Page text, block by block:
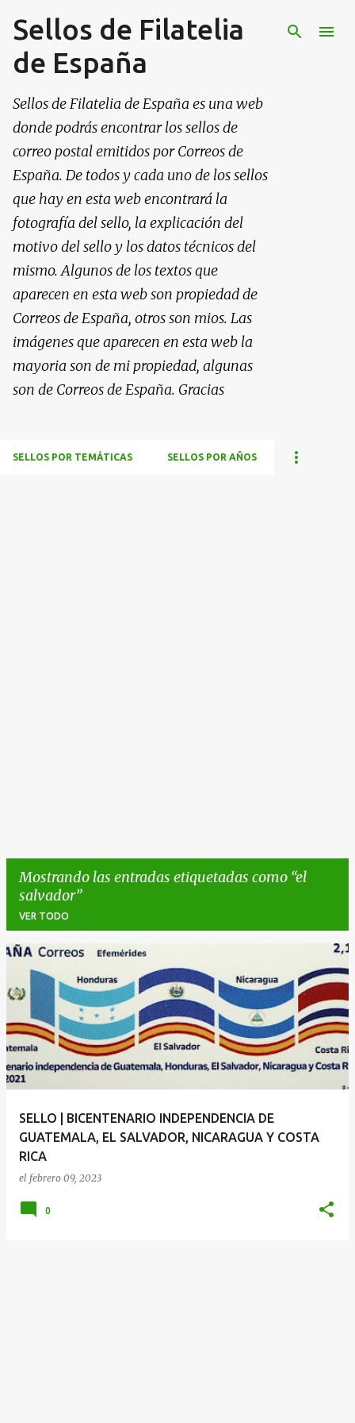
Ir al contenido principal
Sellos de Filatelia
de España
Sellos de Filatelia de España es una web
donde podrás encontrar los sellos de
correo postal emitidos por Correos de
España. De todos y cada uno de los sellos
que hay en esta web encontrará la
fotografía del sello, la explicación del
motivo del sello y los datos técnicos del
mismo. Algunos de los textos que
aparecen en esta web son propiedad de
Correos de España, otros son mios. Las
imágenes que aparecen en esta web la
mayoria son de mi propiedad, algunas
son de Correos de España. Gracias
SELLOS POR TEMÁTICAS SELLOS POR AÑOS
Mostrando las entradas etiquetadas como el
salvador
VER TODO
n
r
a
d
SELLO | BICENTENARIO INDEPENDENCIA DE
GUATEMALA, EL SALVADOR, NICARAGUA Y COSTA
RICA
el febrero 09, 2023
0